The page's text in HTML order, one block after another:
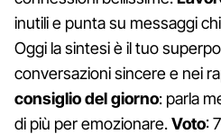
inutili e punta su messaggi
Oggi la sintesi è il tuo
conversazioni sincere e nei
consiglio del giorno: parla
di più per emozionare.Voto: